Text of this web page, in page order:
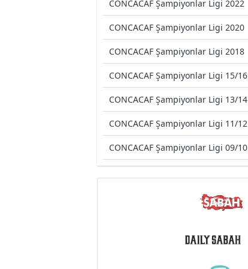
CONCACAF Şampiyonlar Ligi 2022
CONCACAF Şampiyonlar Ligi 2020
CONCACAF Şampiyonlar Ligi 2018
CONCACAF Şampiyonlar Ligi 15/16
CONCACAF Şampiyonlar Ligi 13/14
CONCACAF Şampiyonlar Ligi 11/12
CONCACAF Şampiyonlar Ligi 09/10